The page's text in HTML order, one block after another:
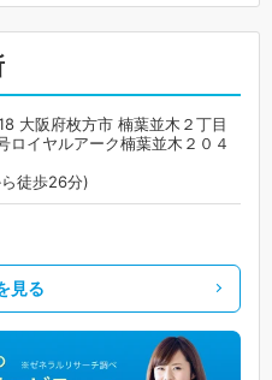
大阪府枚方市 楠葉並木２丁目
ロイヤルアーク楠葉並木２０４
徒歩26分)
見る